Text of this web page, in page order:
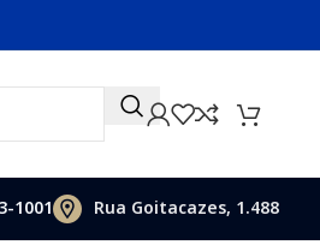
1001 Rua Goitacazes, 1.488